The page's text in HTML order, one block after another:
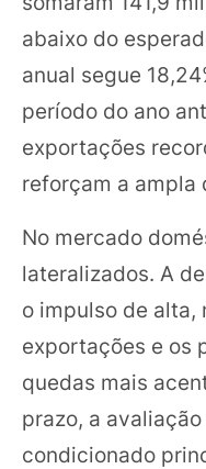
abaixo do
anual segue
período do ano
exportações
reforçam a
No mercado
lateralizados. A
o impulso de alta,
exportações e os
quedas mais
prazo, a
condicionado